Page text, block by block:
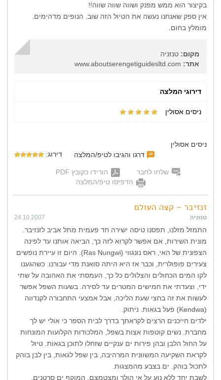
בקיצור הוא ממש מפנק ושווה שווה שווה!!
אין ספק שאנחנו נעשה את הטיול הזה שוב. הנופים מדהימים.
מומלץ בחום.
מקום: טנזניה
אתר:
דירוגי המלצה
ניסים אסולין
ניסים אסולין
דרגו והגיבו לטיפ/המלצה
דירוג:
שלחו לחבר
הורידו כקובץ PDF
הדפיסו טיפ/המלצה
זנזיבר – קצה העולם
טנזניה 24.10.2007
התמזל מזלנו, תפסנו טיסה ישירה חד פעמית מתל אביב לזנזיבר.
מונית השירות, אם אפשר לקרוא לזה כך, הביאה אותנו עד לפינה
הצפונית של האי, ראס נונגווי (Ras Nungwi). היום זו עיירת נופשים
צעירים פופולרית, וכבר אז היא היתה סואנת מדי עבורנו. כשהגענו
לקו המים הכחולים והצלולים כל כך, העמסתי את האהובה על שתי
ידי, וצעדתי את חמישים המטרים עד לסירה. בשעות השפל אפשר
לעשות את זה בחצי שעת הליכה, אבל אמצעי התחבורה לקנדווה
(Kendwa) פעל בגאות. ניתוק.
ילדים חייכנים הרצים לקראתך בדרך לבית הספר כי אולי יש לך
מחברת. נשים קוטפות אצות בשפל, המלכודות הקלועות המונחות
על החול הלבן ובהן פירות ים ענקיים שזחלו לתוכן בגאות. טיול
לקראת השקיעה המשוונית המרהיבה, בין שפל לגאות, בין לבן בוהק
לתכול בוהק. ים בצבע מהמצגות.
לשבת יחד ללא נוע על אי הולך ומצטמצם, המוקף ים סרטנים.